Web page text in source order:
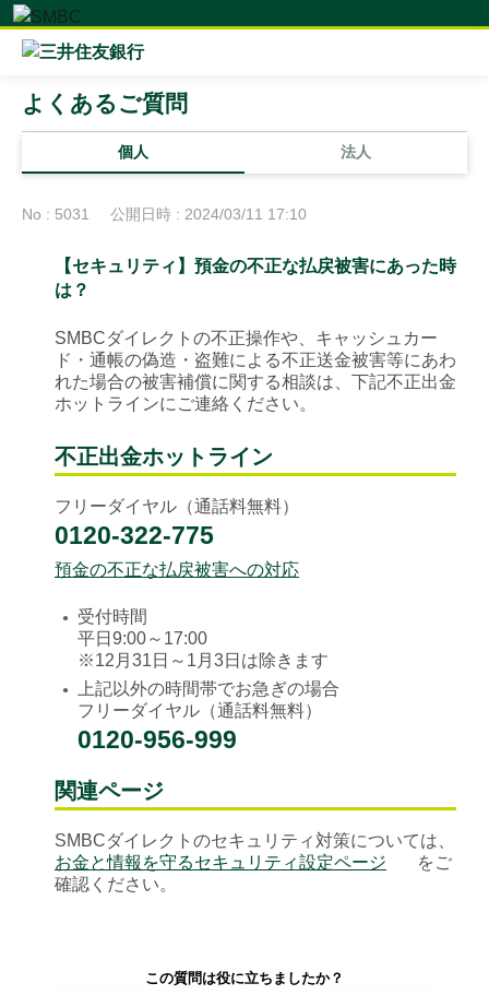
個人 法人
よくあるご質問
No : 5031 公開日時 : 2024/03/11 17:10
【セキュリティ】預金の不正な払戻被害にあった時
は？
SMBCダイレクトの不正操作や、キャッシュカー
ド・通帳の偽造・盗難による不正送金被害等にあわ
れた場合の被害補償に関する相談は、下記不正出金
ホットラインにご連絡ください。
不正出金ホットライン
フリーダイヤル（通話料無料）
0120-322-775
預金の不正な払戻被害への対応
●
受付時間
平日9:00～17:00
※12月31日～1月3日は除きます
●
上記以外の時間帯でお急ぎの場合
フリーダイヤル（通話料無料）
0120-956-999
関連ページ
SMBCダイレクトのセキュリティ対策については、
お金と情報を守るセキュリティ設定ページ
をご
確認ください。
この質問は役に立ちましたか？